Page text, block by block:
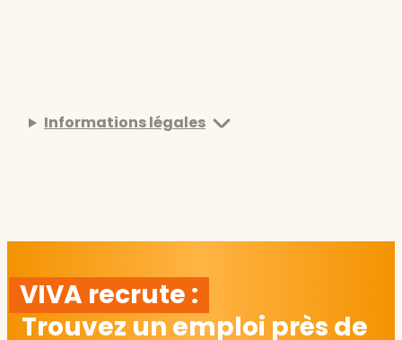
Informations légales
VIVA recrute :
Trouvez un emploi près de